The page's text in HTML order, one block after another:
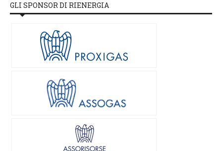
GLI SPONSOR DI RIENERGIA